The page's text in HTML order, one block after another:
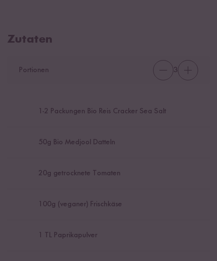
Zutaten
Portionen 3
-2 Packungen Bio Reis Cracker Sea Salt
50g Bio Medjool Datteln
20g getrocknete Tomaten
100g (veganer) Frischkäse
1 TL Paprikapulver